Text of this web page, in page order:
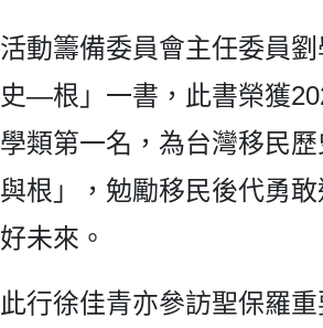
活動籌備委員會主任委員
史—根」一書，此書榮獲
學類第一名，為台灣移民
與根」，勉勵移民後代勇
好未來。
此行徐佳青亦參訪聖保羅